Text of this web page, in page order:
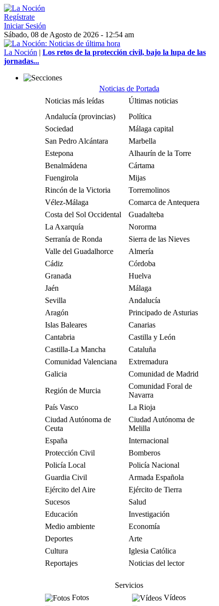
Regístrate
Iniciar Sesión
Sábado, 08 de Agosto de 2026 - 12:54 am
La Noción | Los retos de la protección civil, bajo la lupa de las
jornadas...
Noticias de Portada
Noticias más leídas
Últimas noticias
Andalucía (provincias)
Política
Sociedad
Málaga capital
San Pedro Alcántara
Marbella
Estepona
Alhaurín de la Torre
Benalmádena
Cártama
Fuengirola
Mijas
Rincón de la Victoria
Torremolinos
Vélez-Málaga
Comarca de Antequera
Costa del Sol Occidental
Guadalteba
La Axarquía
Nororma
Serranía de Ronda
Sierra de las Nieves
Valle del Guadalhorce
Almería
Cádiz
Córdoba
Granada
Huelva
Jaén
Málaga
Sevilla
Andalucía
Aragón
Principado de Asturias
Islas Baleares
Canarias
Cantabria
Castilla y León
Castilla-La Mancha
Cataluña
Comunidad Valenciana
Extremadura
Galicia
Comunidad de Madrid
Región de Murcia
Comunidad Foral de
Navarra
País Vasco
La Rioja
Ciudad Autónoma de
Ceuta
Ciudad Autónoma de
Melilla
España
Internacional
Protección Civil
Bomberos
Policía Local
Policía Nacional
Guardia Civil
Armada Española
Ejército del Aire
Ejército de Tierra
Sucesos
Salud
Educación
Investigación
Medio ambiente
Economía
Deportes
Arte
Cultura
Iglesia Católica
Reportajes
Noticias del lector
Servicios
Fotos
Vídeos